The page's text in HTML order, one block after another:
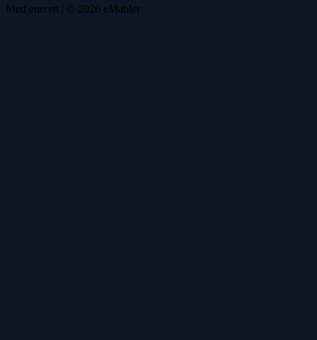
Med enerett | © 2026 eMabler